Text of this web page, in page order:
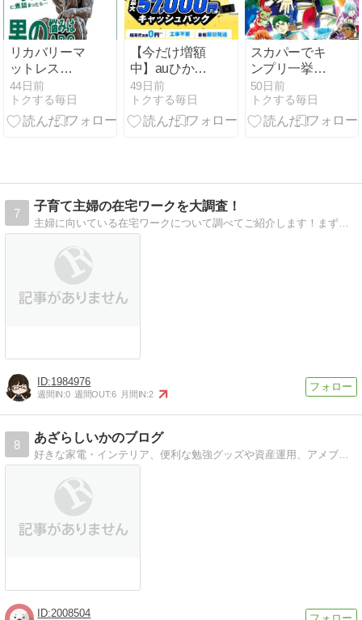
リカバリーマ
ットレス
REVERIAの口
コミは？効果
と寝心地を徹
44日前
トクする毎日
【今だけ増額
中】auひかり
×GMOとくと
くBBの6月感
謝の3日間キ
49日前
トクする毎日
スカパーでキ
ンプリ一挙放
送！初心者向
け視聴方法と
魅力を解説
50日前
トクする毎日
7
子育て主婦の在宅ワークを大調査！
主婦に向いている在宅ワークについて調べてご紹介します！まずは子供たちの学費を、できたら家族旅行の費用を稼ぐのが目標です！がんばるぞ！！
1984976
週間IN:0 週間OUT:6 月間IN:2
8
あざらしいかのブログ
好きな家電・インテリア、便利な勉強グッズや資産運用、アメブロやはてなブログなどの無料ブログのカスタマイズなどついても書いています。雑記ブログ。
2008504